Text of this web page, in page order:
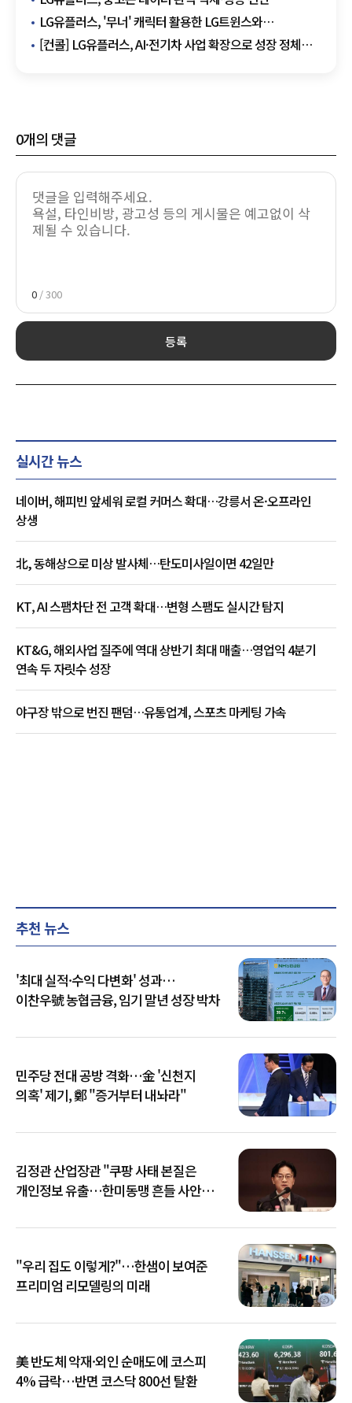
'U+진단센터' 운영…중고폰 거래 활성화
LG유플러스, '무너' 캐릭터 활용한 LG트윈스와
컬래버레이션 이벤트 개최
[컨콜] LG유플러스, AI·전기차 사업 확장으로 성장 정체기
0개의 댓글
0 / 300
등록
실시간 뉴스
네이버, 해피빈 앞세워 로컬 커머스 확대…강릉서 온·오프라인
상생
北, 동해상으로 미상 발사체…탄도미사일이면 42일만
KT, AI 스팸차단 전 고객 확대…변형 스팸도 실시간 탐지
KT&G, 해외사업 질주에 역대 상반기 최대 매출…영업익 4분기
연속 두 자릿수 성장
야구장 밖으로 번진 팬덤…유통업계, 스포츠 마케팅 가속
추천 뉴스
'최대 실적·수익 다변화' 성과…
이찬우號 농협금융, 임기 말년 성장 박차
민주당 전대 공방 격화…金 '신천지
의혹' 제기, 鄭 "증거부터 내놔라"
김정관 산업장관 "쿠팡 사태 본질은
개인정보 유출…한미동맹 흔들 사안
"우리 집도 이렇게?"…한샘이 보여준
프리미엄 리모델링의 미래
美 반도체 악재·외인 순매도에 코스피
4% 급락…반면 코스닥 800선 탈환